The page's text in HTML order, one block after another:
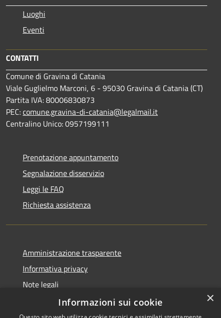
Luoghi
Eventi
CONTATTI
Comune di Gravina di Catania
Viale Guglielmo Marconi, 6 - 95030 Gravina di Catania (CT)
Partita IVA: 80006830873
PEC:comune.gravina-di-catania@legalmail.it
Centralino Unico: 0957199111
Prenotazione appuntamento
Segnalazione disservizio
Leggi le FAQ
Richiesta assistenza
Amministrazione trasparente
Informativa privacy
Note legali
Dichiarazione di accessibilità
×
Informazioni sui cookie